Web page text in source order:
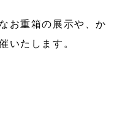
お重箱の展示や、か
いたします。